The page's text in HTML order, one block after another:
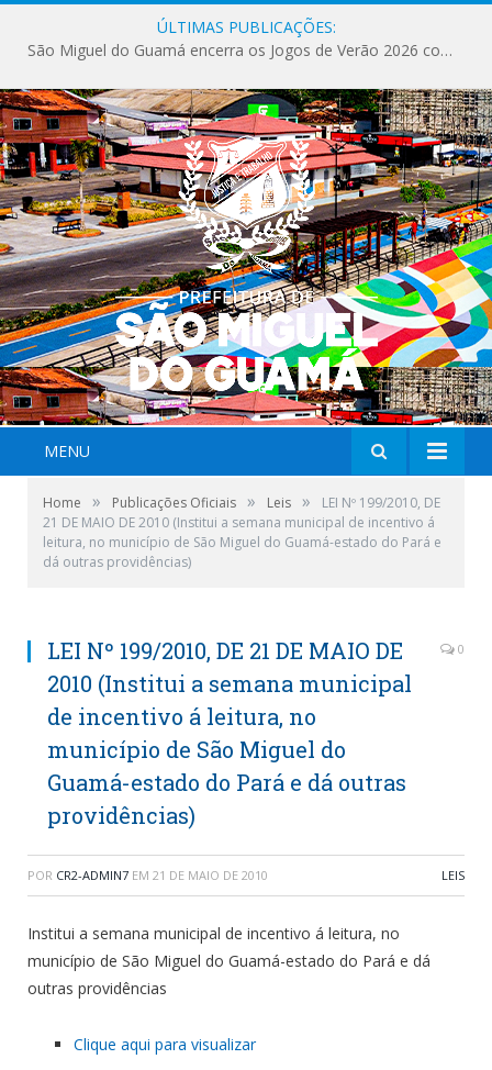
ÚLTIMAS PUBLICAÇÕES:
São Miguel do Guamá encerra os Jogos de Verão 2026 com sucesso de público e competições.
MENU
Home » Publicações Oficiais » Leis »
LEI Nº 199/2010, DE
21 DE MAIO DE 2010 (Institui a semana municipal de incentivo á
leitura, no município de São Miguel do Guamá-estado do Pará e
dá outras providências)
LEI Nº 199/2010, DE 21 DE MAIO DE
2010 (Institui a semana municipal
de incentivo á leitura, no
município de São Miguel do
Guamá-estado do Pará e dá outras
providências)
0
POR CR2-ADMIN7 EM 21 DE MAIO DE 2010 LEIS
Institui a semana municipal de incentivo á leitura, no
município de São Miguel do Guamá-estado do Pará e dá
outras providências
Clique aqui para visualizar